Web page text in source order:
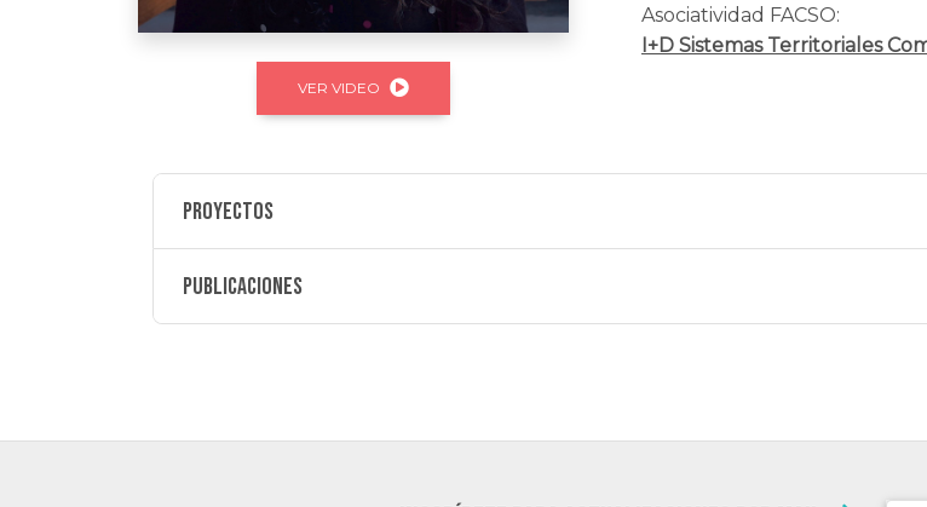
VER VIDEO
Asociatividad FACSO:
I+D Sistemas Territoriales
Proyectos
Publicaciones